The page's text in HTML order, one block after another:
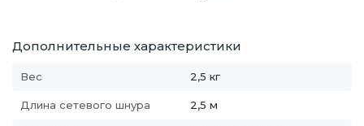
Дополнительные характеристики
Вес 2,5 кг
Длина сетевого шнура 2,5 м